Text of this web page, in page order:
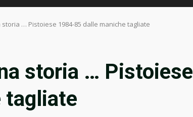
storia … Pistoiese 1984-85 dalle maniche tagliate
storia …
tagliate